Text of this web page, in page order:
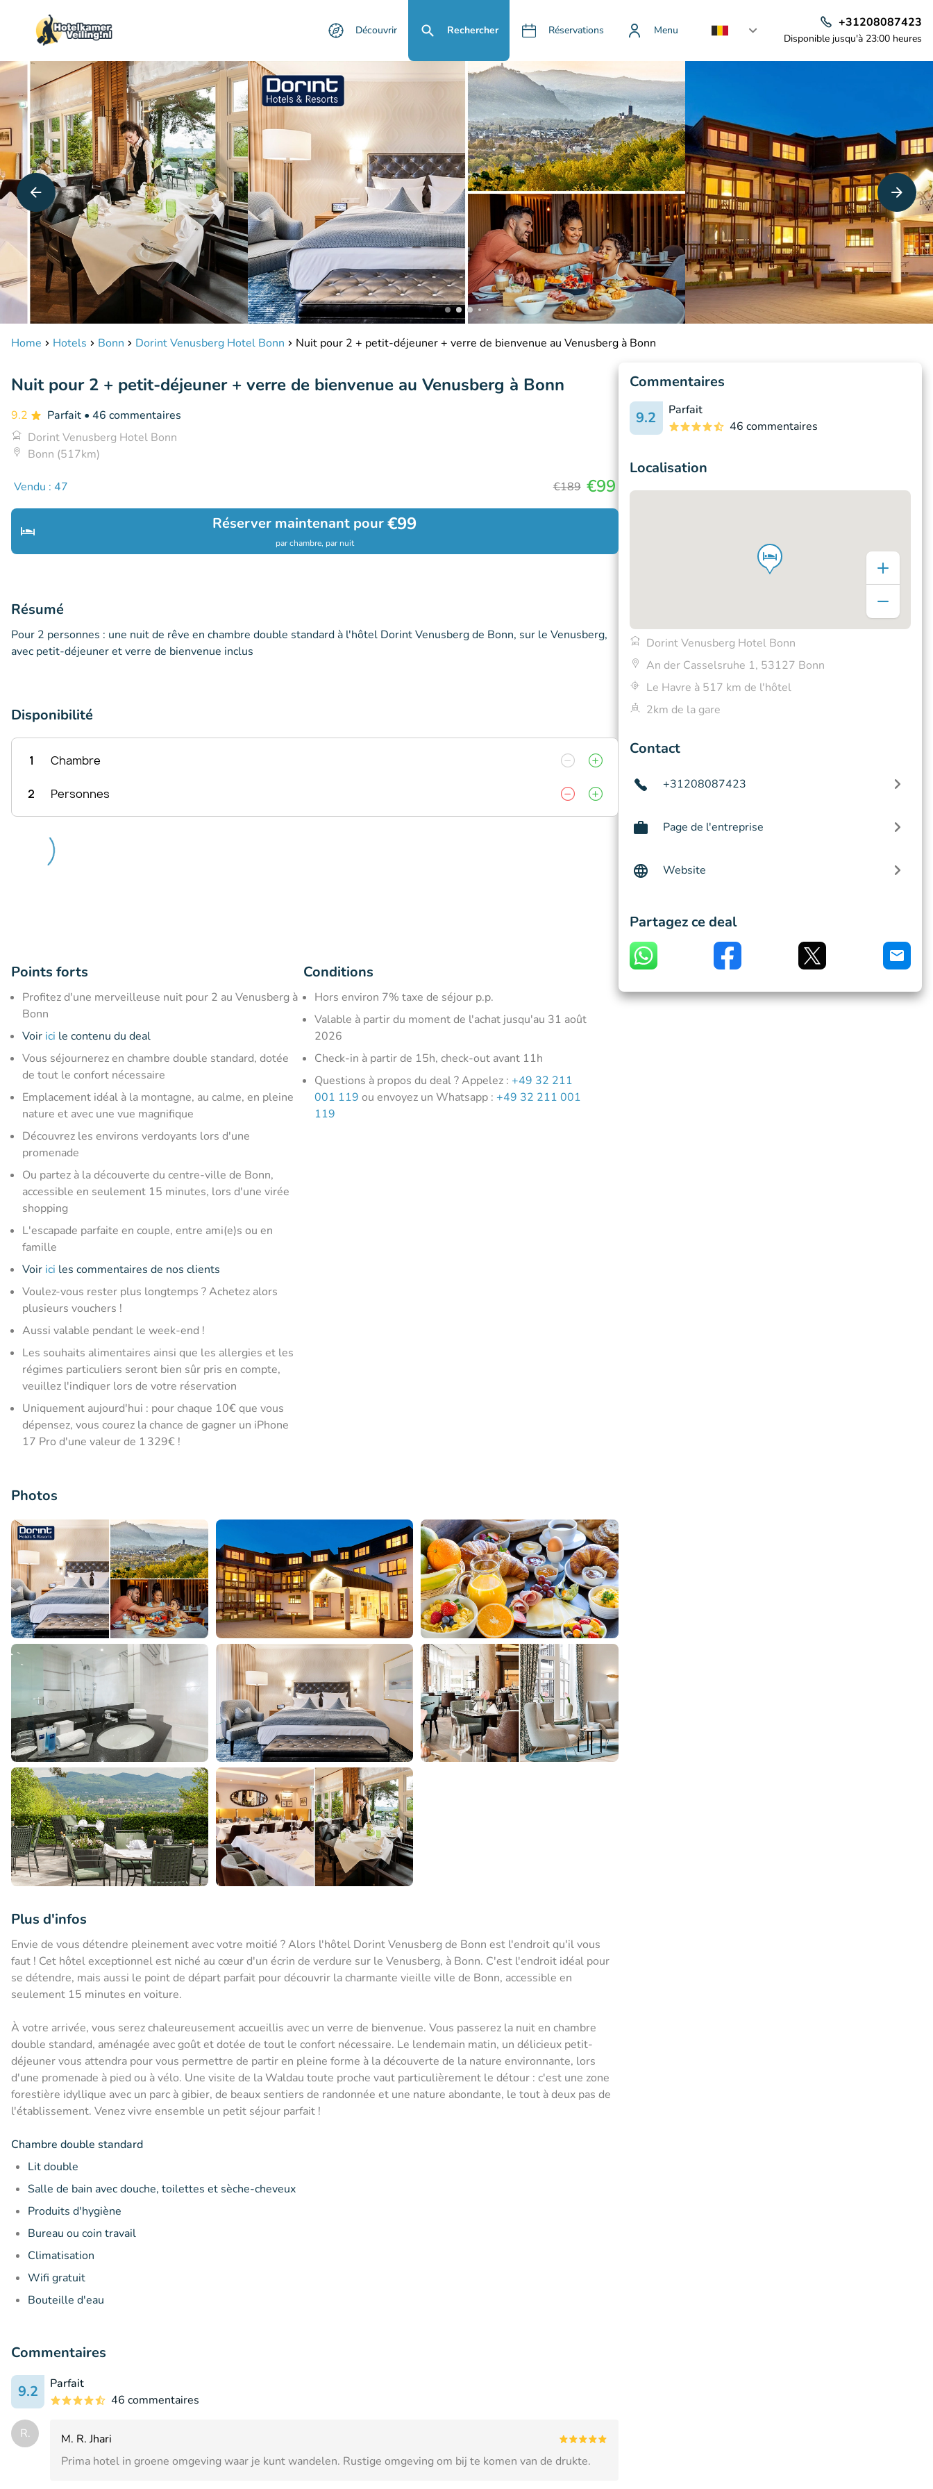
Découvrir Rechercher Réservations Menu
+31208087423
Disponible jusqu'à 23:00 heures
Home Hotels Bonn Dorint Venusberg Hotel Bonn Nuit pour 2 + petit-déjeuner + verre de bienvenue au Venusberg à Bonn
Nuit pour 2 + petit-déjeuner + verre de bienvenue au Venusberg à Bonn
9.2 Parfait • 46 commentaires
Dorint Venusberg Hotel Bonn
Bonn (517km)
Vendu : 47 €189 €99
Réserver maintenant pour€99
par chambre, par nuit
Résumé
Pour 2 personnes : une nuit de rêve en chambre double standard à l'hôtel Dorint Venusberg de Bonn, sur le Venusberg,
avec petit-déjeuner et verre de bienvenue inclus
Disponibilité
1 Chambre
2 Personnes
Points forts
Profitez d'une merveilleuse nuit pour 2 au Venusberg à
Bonn
Voir ici le contenu du deal
Vous séjournerez en chambre double standard, dotée
de tout le confort nécessaire
Emplacement idéal à la montagne, au calme, en pleine
nature et avec une vue magnifique
Découvrez les environs verdoyants lors d'une
promenade
Ou partez à la découverte du centre-ville de Bonn,
accessible en seulement 15 minutes, lors d'une virée
shopping
L'escapade parfaite en couple, entre ami(e)s ou en
famille
Voir ici les commentaires de nos clients
Voulez-vous rester plus longtemps ? Achetez alors
plusieurs vouchers !
Aussi valable pendant le week-end !
Les souhaits alimentaires ainsi que les allergies et les
régimes particuliers seront bien sûr pris en compte,
veuillez l'indiquer lors de votre réservation
Uniquement aujourd'hui : pour chaque 10€ que vous
dépensez, vous courez la chance de gagner un iPhone
17 Pro d'une valeur de 1 329€ !
Conditions
Hors environ 7% taxe de séjour p.p.
Valable à partir du moment de l'achat jusqu'au 31 août
2026
Check-in à partir de 15h, check-out avant 11h
Questions à propos du deal ? Appelez :+49 32 211
001 119 ou envoyez un Whatsapp :+49 32 211 001
119
Photos
Plus d'infos
Envie de vous détendre pleinement avec votre moitié ? Alors l'hôtel Dorint Venusberg de Bonn est l'endroit qu'il vous
faut ! Cet hôtel exceptionnel est niché au cœur d'un écrin de verdure sur le Venusberg, à Bonn. C'est l'endroit idéal pour
se détendre, mais aussi le point de départ parfait pour découvrir la charmante vieille ville de Bonn, accessible en
seulement 15 minutes en voiture.
À votre arrivée, vous serez chaleureusement accueillis avec un verre de bienvenue. Vous passerez la nuit en chambre
double standard, aménagée avec goût et dotée de tout le confort nécessaire. Le lendemain matin, un délicieux petit-
déjeuner vous attendra pour vous permettre de partir en pleine forme à la découverte de la nature environnante, lors
d'une promenade à pied ou à vélo. Une visite de la Waldau toute proche vaut particulièrement le détour : c'est une zone
forestière idyllique avec un parc à gibier, de beaux sentiers de randonnée et une nature abondante, le tout à deux pas de
l'établissement. Venez vivre ensemble un petit séjour parfait !
Chambre double standard
Lit double
Salle de bain avec douche, toilettes et sèche-cheveux
Produits d'hygiène
Bureau ou coin travail
Climatisation
Wifi gratuit
Bouteille d'eau
Commentaires
9.2
Parfait
46 commentaires
R.
M. R. Jhari
Prima hotel in groene omgeving waar je kunt wandelen. Rustige omgeving om bij te komen van de drukte.
Commentaires
9.2
Parfait
46 commentaires
Localisation
Dorint Venusberg Hotel Bonn
An der Casselsruhe 1, 53127 Bonn
Le Havre à 517 km de l'hôtel
2km de la gare
Contact
+31208087423
Page de l'entreprise
Website
Partagez ce deal